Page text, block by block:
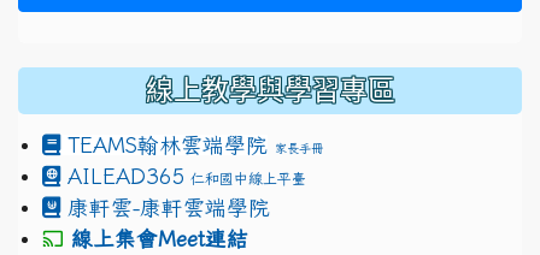
線上教學與學習專區
TEAMS翰林雲端學院 家長手冊
AILEAD365 仁和國中線上平臺
康軒雲-康軒雲端學院
線上集會Meet連結